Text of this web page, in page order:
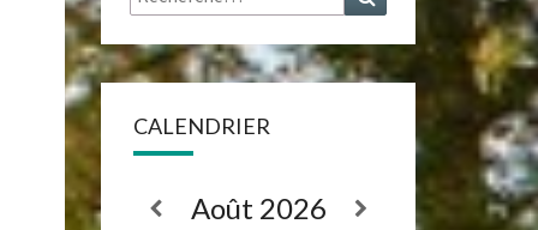
CALENDRIER
Août 2026